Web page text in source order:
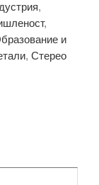
,
,
и
, Стерео